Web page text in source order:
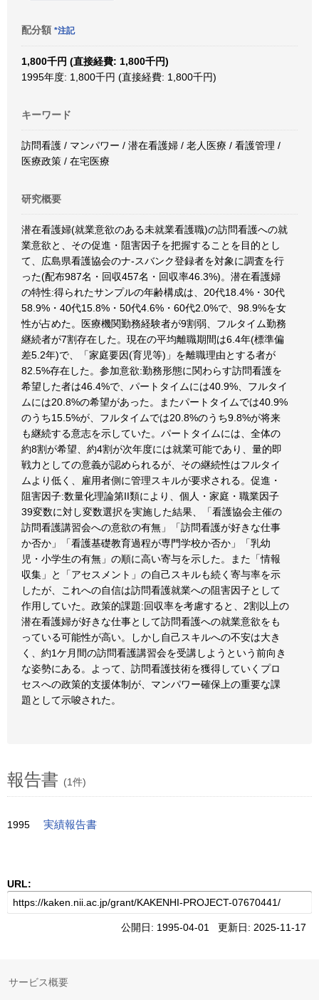
配分額 *注記
1,800千円 (直接経費: 1,800千円)
1995年度: 1,800千円 (直接経費: 1,800千円)
キーワード
訪問看護 / マンパワー / 潜在看護婦 / 老人医療 / 看護管理 /
医療政策 / 在宅医療
研究概要
潜在看護婦(就業意欲のある未就業看護職)の訪問看護への就
業意欲と、その促進・阻害因子を把握することを目的とし
て、広島県看護協会のナ-スバンク登録者を対象に調査を行
った(配布987名・回収457名・回収率46.3%)。潜在看護婦
の特性:得られたサンプルの年齢構成は、20代18.4%・30代
58.9%・40代15.8%・50代4.6%・60代2.0%で、98.9%を女
性が占めた。医療機関勤務経験者が9割弱、フルタイム勤務
継続者が7割存在した。現在の平均離職期間は6.4年(標準偏
差5.2年)で、「家庭要因(育児等)」を離職理由とする者が
82.5%存在した。参加意欲:勤務形態に関わらす訪問看護を
希望した者は46.4%で、パートタイムには40.9%、フルタイ
ムには20.8%の希望があった。またパートタイムでは40.9%
のうち15.5%が、フルタイムでは20.8%のうち9.8%が将来
も継続する意志を示していた。パートタイムには、全体の
約8割が希望、約4割が次年度には就業可能であり、量的即
戦力としての意義が認められるが、その継続性はフルタイ
ムより低く、雇用者側に管理スキルが要求される。促進・
阻害因子:数量化理論第II類により、個人・家庭・職業因子
39変数に対し変数選択を実施した結果、「看護協会主催の
訪問看護講習会への意欲の有無」「訪問看護が好きな仕事
か否か」「看護基礎教育過程が専門学校か否か」「乳幼
児・小学生の有無」の順に高い寄与を示した。また「情報
収集」と「アセスメント」の自己スキルも続く寄与率を示
したが、これへの自信は訪問看護就業への阻害因子として
作用していた。政策的課題:回収率を考慮すると、2割以上の
潜在看護婦が好きな仕事として訪問看護への就業意欲をも
っている可能性が高い。しかし自己スキルへの不安は大き
く、約1ケ月間の訪問看護講習会を受講しようという前向き
な姿勢にある。よって、訪問看護技術を獲得していくプロ
セスへの政策的支援体制が、マンパワー確保上の重要な課
題として示唆された。
報告書 (1件)
1995 実績報告書
URL:
公開日: 1995-04-01 更新日: 2025-11-17
サービス概要